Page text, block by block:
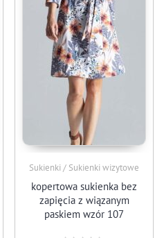
Sukienki / Sukienki wizytowe
kopertowa sukienka bez
zapięcia z wiązanym
paskiem wzór 107